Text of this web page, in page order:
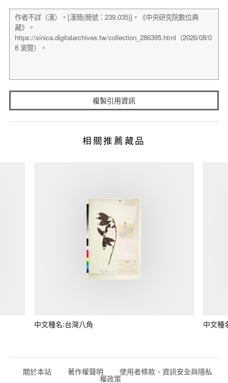
複製引用資訊
相關推薦藏品
中文種名:台灣八角 中文種
關於本站 著作權聲明 使用者條款、資訊安全與隱私
權政策